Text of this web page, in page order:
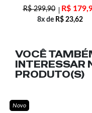
R$299,90 R$
8x de R$ 23,62
VOCÊ
INTERESSAR
PRODUTO(S)
Novo